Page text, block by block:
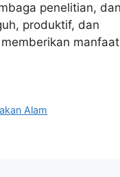
penelitian, dan
produktif, dan
Alam